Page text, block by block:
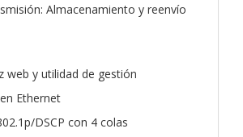
Almacenamiento y reenvío
web y utilidad de gestión
Ethernet
DSCP con 4 colas